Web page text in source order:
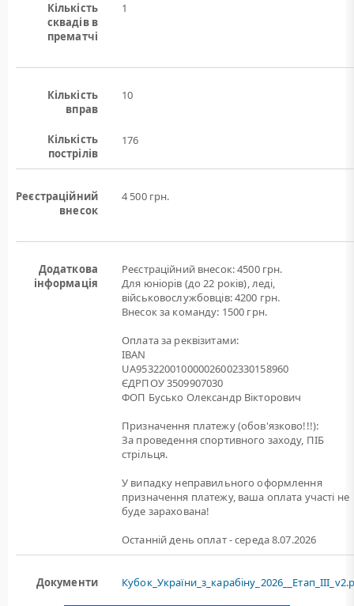
Кількість
сквадів в
прематчі
1
Кількість
вправ
10
Кількість
пострілів
176
Реєстраційний
внесок
4 500 грн.
Додаткова
інформація
Реєстраційний внесок: 4500 грн.
Для юніорів (до 22 років), леді,
військовослужбовців: 4200 грн.
Внесок за команду: 1500 грн.
Оплата за реквізитами:
IBAN
UA953220010000026002330158960
ЄДРПОУ 3509907030
ФОП Бусько Олександр Вікторович
Призначення платежу (обов'язково!!!):
За проведення спортивного заходу, ПІБ
стрільця.
У випадку неправильного оформлення
призначення платежу, ваша оплата участі не
буде зарахована!
Останній день оплат - середа 8.07.2026
Документи